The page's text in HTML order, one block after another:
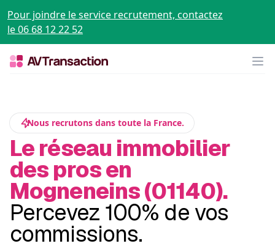
Pour joindre le service recrutement, contactez
le 06 68 12 22 52
Nous recrutons dans toute la France.
Le réseau immobilier
des pros en
Mogneneins (01140).
Percevez 100% de vos
commissions.